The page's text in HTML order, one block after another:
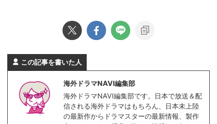
この記事を書いた人
海外ドラマNAVI編集部
海外ドラマNAVI編集部です。日本で放送＆配
信される海外ドラマはもちろん、日本未上陸
の最新作からドラマスターの最新情報、製作